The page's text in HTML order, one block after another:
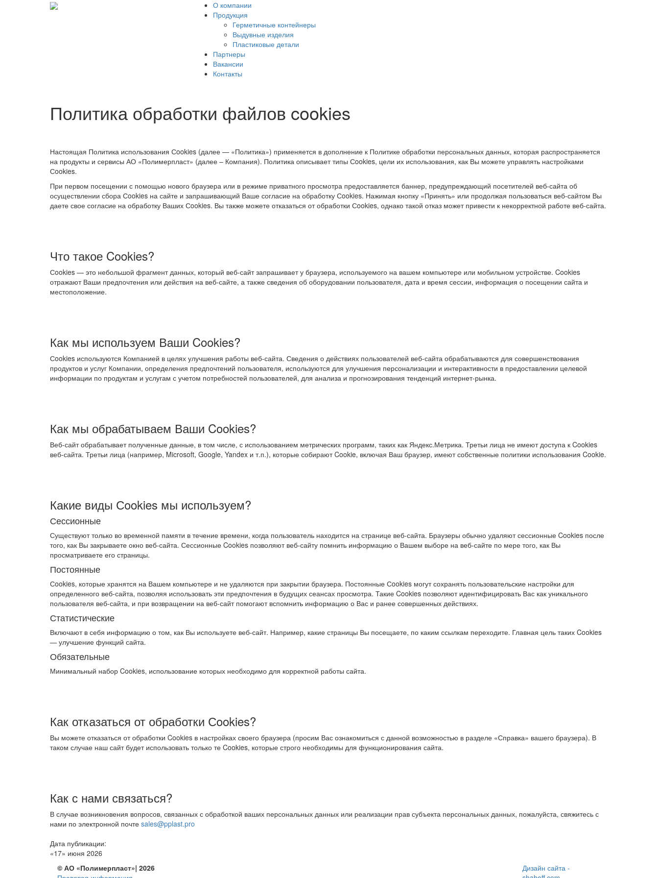
О компании
Продукция
Герметичные контейнеры
Выдувные изделия
Пластиковые детали
Партнеры
Вакансии
Контакты
Политика обработки файлов cookies
Настоящая Политика использования Сookies (далее — «Политика») применяется в дополнение к Политике обработки персональных данных, которая распространяется
на продукты и сервисы АО «Полимерпласт» (далее – Компания). Политика описывает типы Сookies, цели их использования, как Вы можете управлять настройками
Сookies.
При первом посещении с помощью нового браузера или в режиме приватного просмотра предоставляется баннер, предупреждающий посетителей веб-сайта об
осуществлении сбора Сookies на сайте и запрашивающий Ваше согласие на обработку Сookies. Нажимая кнопку «Принять» или продолжая пользоваться веб-сайтом Вы
даете свое согласие на обработку Ваших Сookies. Вы также можете отказаться от обработки Сookies, однако такой отказ может привести к некорректной работе веб-сайта.
Что такое Cookies?
Сookies — это небольшой фрагмент данных, который веб-сайт запрашивает у браузера, используемого на вашем компьютере или мобильном устройстве. Cookies
отражают Ваши предпочтения или действия на веб-сайте, а также сведения об оборудовании пользователя, дата и время сессии, информация о посещении сайта и
местоположение.
Как мы используем Ваши Cookies?
Сookies используются Компанией в целях улучшения работы веб-сайта. Сведения о действиях пользователей веб-сайта обрабатываются для совершенствования
продуктов и услуг Компании, определения предпочтений пользователя, используются для улучшения персонализации и интерактивности в предоставлении целевой
информации по продуктам и услугам с учетом потребностей пользователей, для анализа и прогнозирования тенденций интернет-рынка.
Как мы обрабатываем Ваши Cookies?
Веб-сайт обрабатывает полученные данные, в том числе, с использованием метрических программ, таких как Яндекс.Метрика. Третьи лица не имеют доступа к Cookies
веб-сайта. Третьи лица (например, Microsoft, Google, Yandex и т.п.), которые собирают Cookie, включая Ваш браузер, имеют собственные политики использования Cookie.
Какие виды Сookies мы используем?
Сессионные
Существуют только во временной памяти в течение времени, когда пользователь находится на странице веб-сайта. Браузеры обычно удаляют сессионные Cookies после
того, как Вы закрываете окно веб-сайта. Сессионные Cookies позволяют веб-сайту помнить информацию о Вашем выборе на веб-сайте по мере того, как Вы
просматриваете его страницы.
Постоянные
Сookies, которые хранятся на Вашем компьютере и не удаляются при закрытии браузера. Постоянные Сookies могут сохранять пользовательские настройки для
определенного веб-сайта, позволяя использовать эти предпочтения в будущих сеансах просмотра. Такие Cookies позволяют идентифицировать Вас как уникального
пользователя веб-сайта, и при возвращении на веб-сайт помогают вспомнить информацию о Вас и ранее совершенных действиях.
Статистические
Включают в себя информацию о том, как Вы используете веб-сайт. Например, какие страницы Вы посещаете, по каким ссылкам переходите. Главная цель таких Cookies
— улучшение функций сайта.
Обязательные
Минимальный набор Cookies, использование которых необходимо для корректной работы сайта.
Как отказаться от обработки Сookies?
Вы можете отказаться от обработки Cookies в настройках своего браузера (просим Вас ознакомиться с данной возможностью в разделе «Справка» вашего браузера). В
таком случае наш сайт будет использовать только те Cookies, которые строго необходимы для функционирования сайта.
Как с нами связаться?
В случае возникновения вопросов, связанных с обработкой ваших персональных данных или реализации прав субъекта персональных данных, пожалуйста, свяжитесь с
нами по электронной почте sales@pplast.pro
Дата публикации:
«17» июня 2026
© АО «Полимерпласт»| 2026
Дизайн сайта -